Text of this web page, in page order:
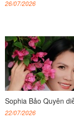
26/07/2026
Sophia Bảo Quyên
22/07/2026